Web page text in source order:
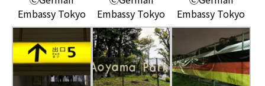
Embassy Tokyo
Embassy Tokyo
Embassy Tokyo